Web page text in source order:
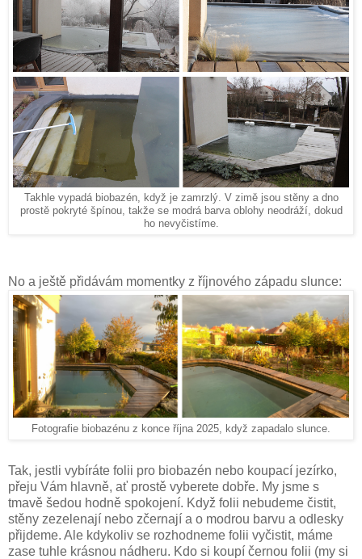
Takhle vypadá biobazén, když je zamrzlý. V zimě jsou stěny a dno
prostě pokryté špínou, takže se modrá barva oblohy neodráží, dokud
ho nevyčistíme.
No a ještě přidávám momentky z říjnového západu slunce:
Fotografie biobazénu z konce října 2025, když zapadalo slunce.
Tak, jestli vybíráte folii pro biobazén nebo koupací jezírko,
přeju Vám hlavně, ať prostě vyberete dobře. My jsme s
tmavě šedou hodně spokojení. Když folii nebudeme čistit,
stěny zezelenají nebo zčernají a o modrou barvu a odlesky
přijdeme. Ale kdykoliv se rozhodneme folii vyčistit, máme
zase tuhle krásnou nádheru. Kdo si koupí černou folii (my si